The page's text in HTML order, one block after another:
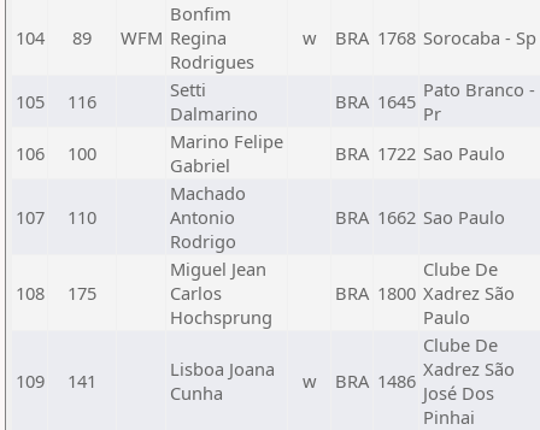
104 89 WFM
Bonfim
Regina
Rodrigues
w BRA 1768 Sorocaba - Sp
105 116
Setti
Dalmarino
BRA 1645 Pato Branco -
Pr
106
100
Marino Felipe
Gabriel
BRA 1722 Sao Paulo
107 110
Machado
Antonio
Rodrigo
BRA 1662 Sao Paulo
108 175
Miguel Jean
Carlos
Hochsprung
BRA 1800
Clube De
Xadrez São
Paulo
109 141
Lisboa Joana
Cunha
w BRA 1486
Clube De
Xadrez São
José Dos
Pinhai